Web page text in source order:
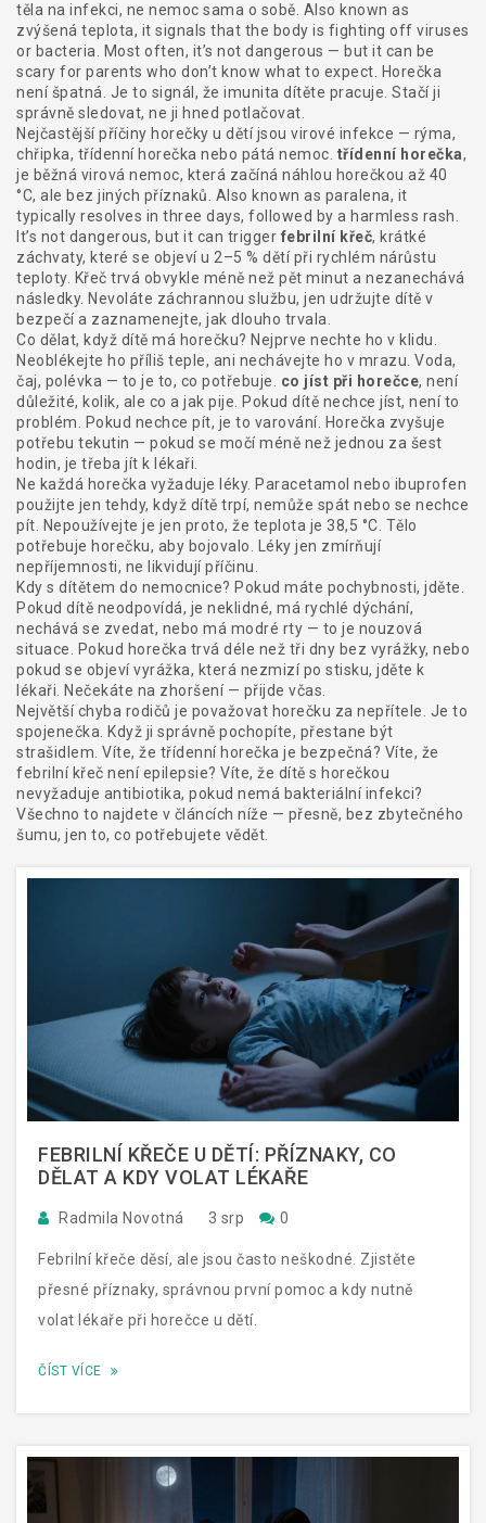
těla na infekci, ne nemoc sama o sobě . Also known as
zvýšená teplota, it signals that the body is fighting off viruses
or bacteria. Most often, it’s not dangerous — but it can be
scary for parents who don’t know what to expect.
Horečka
není špatná. Je to signál, že imunita dítěte pracuje. Stačí ji
správně sledovat, ne ji hned potlačovat.
Nejčastější příčiny horečky u dětí jsou virové infekce — rýma,
chřipka, třídenní horečka nebo pátá nemoc. třídenní horečka,
je běžná virová nemoc, která začíná náhlou horečkou až 40
°C, ale bez jiných příznaků . Also known as paralena, it
typically resolves in three days, followed by a harmless rash.
It’s not dangerous, but it can trigger febrilní křeč, krátké
záchvaty, které se objeví u 2–5 % dětí při rychlém nárůstu
teploty. Křeč trvá obvykle méně než pět minut a nezanechává
následky. Nevoláte záchrannou službu, jen udržujte dítě v
bezpečí a zaznamenejte, jak dlouho trvala.
Co dělat, když dítě má horečku? Nejprve nechte ho v klidu.
Neoblékejte ho příliš teple, ani nechávejte ho v mrazu. Voda,
čaj, polévka — to je to, co potřebuje. co jíst při horečce, není
důležité, kolik, ale co a jak pije
Pokud dítě nechce jíst, není to
problém. Pokud nechce pít, je to varování. Horečka zvyšuje
potřebu tekutin — pokud se močí méně než jednou za šest
hodin, je třeba jít k lékaři.
Ne každá horečka vyžaduje léky. Paracetamol nebo ibuprofen
použijte jen tehdy, když dítě trpí, nemůže spát nebo se nechce
pít. Nepoužívejte je jen proto, že teplota je 38,5 °C. Tělo
potřebuje horečku, aby bojovalo. Léky jen zmírňují
nepříjemnosti, ne likvidují příčinu.
Kdy s dítětem do nemocnice? Pokud máte pochybnosti, jděte.
Pokud dítě neodpovídá, je neklidné, má rychlé dýchání,
nechává se zvedat, nebo má modré rty — to je nouzová
situace. Pokud horečka trvá déle než tři dny bez vyrážky, nebo
pokud se objeví vyrážka, která nezmizí po stisku, jděte k
lékaři. Nečekáte na zhoršení — přijde včas.
Největší chyba rodičů je považovat horečku za nepřítele. Je to
spojenečka. Když ji správně pochopíte, přestane být
strašidlem. Víte, že třídenní horečka je bezpečná? Víte, že
febrilní křeč není epilepsie? Víte, že dítě s horečkou
nevyžaduje antibiotika, pokud nemá bakteriální infekci?
Všechno to najdete v článcích níže — přesně, bez zbytečného
šumu, jen to, co potřebujete vědět.
FEBRILNÍ KŘEČE U DĚTÍ: PŘÍZNAKY, CO
DĚLAT A KDY VOLAT LÉKAŘE
Radmila Novotná 3 srp 0
Febrilní křeče děsí, ale jsou často neškodné. Zjistěte
přesné příznaky, správnou první pomoc a kdy nutně
volat lékaře při horečce u dětí.
ČÍST VÍCE